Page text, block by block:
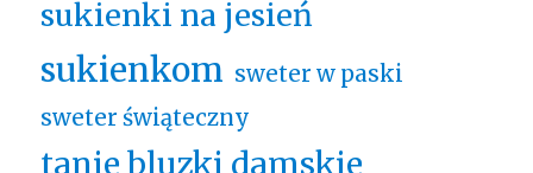
sukienki na jesień
sukienkom sweter w paski
sweter świąteczny
tanie bluzki damskie